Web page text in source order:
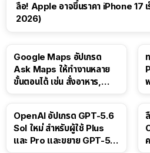
ลือ! Apple อาจขึ้นราคา iPhone 17
2026)
Google Maps อัปเกรด
Ask Maps ให้ทำงานหลาย
ขั้นตอนได้ เช่น สั่งอาหาร,
OpenAI อัปเกรด GPT-5.6
Sol ใหม่ สำหรับผู้ใช้ Plus
และ Pro และขยาย GPT-5.6